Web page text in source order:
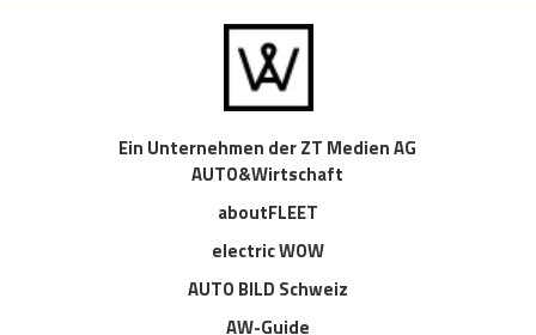
Ein Unternehmen der ZT Medien AG
AUTO&Wirtschaft
aboutFLEET
electric WOW
AUTO BILD Schweiz
AW-Guide